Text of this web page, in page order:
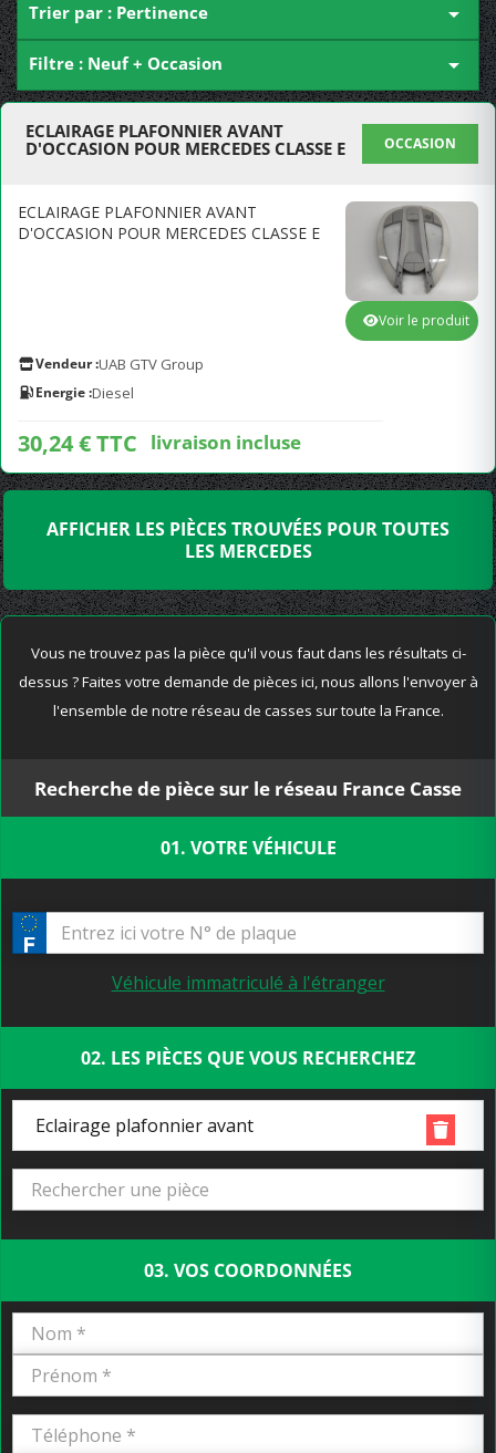
Trier par : Pertinence 
Filtre : Neuf + Occasion 
ECLAIRAGE PLAFONNIER AVANT
D'OCCASION POUR MERCEDES CLASSE E
OCCASION
ECLAIRAGE PLAFONNIER AVANT
D'OCCASION POUR MERCEDES CLASSE E
Vendeur :UAB GTV Group
Energie :Diesel
30,24 € TTC livraison incluse
Voir le produit
AFFICHER LES PIÈCES TROUVÉES POUR TOUTES
LES MERCEDES
Vous ne trouvez pas la pièce qu'il vous faut dans les résultats ci-
dessus ? Faites votre demande de pièces ici, nous allons l'envoyer à
l'ensemble de notre réseau de casses sur toute la France.
Recherche de pièce sur le réseau France Casse
01. VOTRE VÉHICULE
Véhicule immatriculé à l'étranger
02. LES PIÈCES QUE VOUS RECHERCHEZ
Eclairage plafonnier avant
03. VOS COORDONNÉES